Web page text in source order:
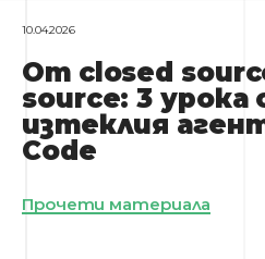
10.04.2026
От closed
source: 3 урока
изтеклия
Code
Прочети материала